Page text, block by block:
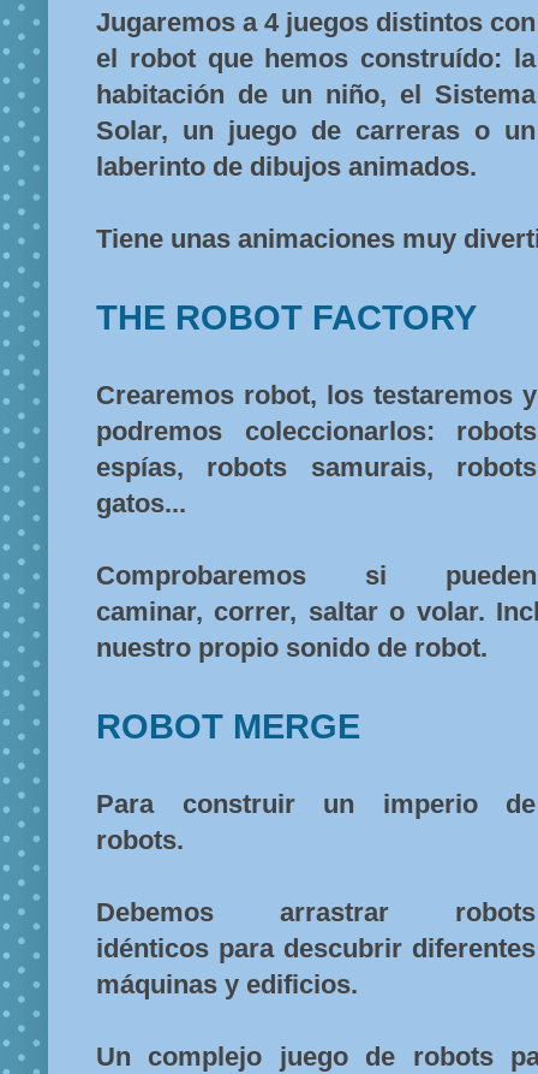
Jugaremos a 4 juegos distintos con
el robot que hemos construído: la
habitación de un niño, el Sistema
Solar, un juego de carreras o un
laberinto de dibujos animados.
Tiene unas animaciones muy
THE ROBOT FACTORY
Crearemos robot, los testaremos y
podremos coleccionarlos: robots
espías, robots samurais, robots
gatos...
Comprobaremos si pueden
caminar, correr, saltar o volar.
nuestro propio sonido de robot.
ROBOT MERGE
Para construir un imperio de
robots.
Debemos arrastrar robots
idénticos para descubrir diferentes
máquinas y edificios.
Un complejo juego de robots